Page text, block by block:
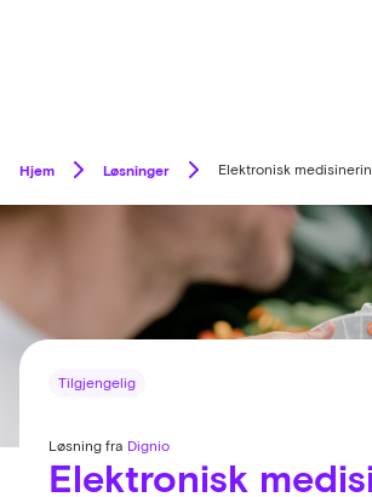
Hjem Løsninger
Tilgjengelig
Løsning fra Dignio
Elektronisk